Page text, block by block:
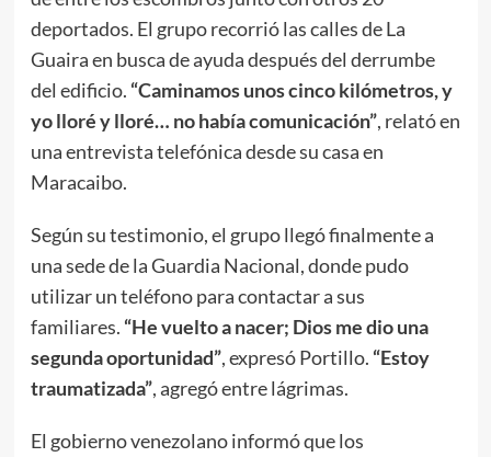
deportados. El grupo recorrió las calles de La
Guaira en busca de ayuda después del derrumbe
del edificio. “Caminamos unos cinco kilómetros, y
yo lloré y lloré… no había comunicación”, relató en
una entrevista telefónica desde su casa en
Maracaibo.
Según su testimonio, el grupo llegó finalmente a
una sede de la Guardia Nacional, donde pudo
utilizar un teléfono para contactar a sus
familiares. “He vuelto a nacer; Dios me dio una
segunda oportunidad”, expresó Portillo. “Estoy
traumatizada”, agregó entre lágrimas.
El gobierno venezolano informó que los